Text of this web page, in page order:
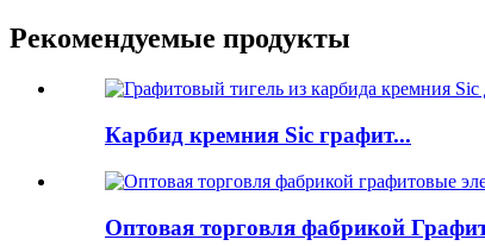
Рекомендуемые продукты
Карбид кремния Sic графит...
Оптовая торговля фабрикой